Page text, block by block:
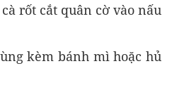
rốt cắt quân cờ vào nấu
kèm bánh mì hoặc hủ